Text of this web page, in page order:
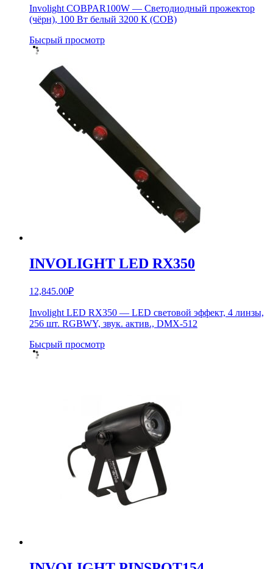
Involight COBPAR100W — Светодиодный прожектор
(чёрн), 100 Вт белый 3200 К (COB)
Бысрый просмотр
INVOLIGHT LED RX350
12,845.00₽
Involight LED RX350 — LED световой эффект, 4 линзы,
256 шт. RGBWY, звук. актив., DMX-512
Бысрый просмотр